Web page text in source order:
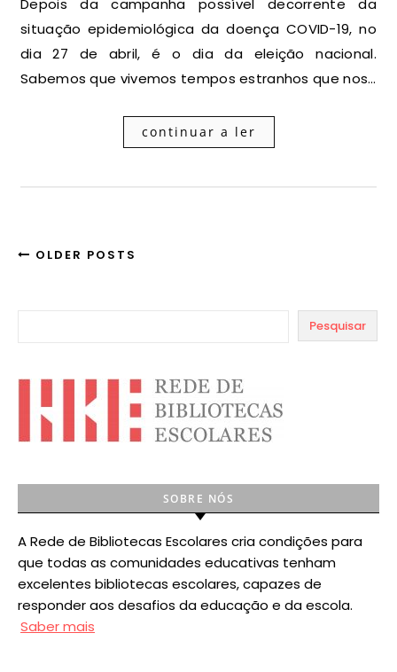
Depois da campanha possível decorrente da
situação epidemiológica da doença COVID-19, no
dia 27 de abril, é o dia da eleição nacional.
Sabemos que vivemos tempos estranhos que nos…
continuar a ler
OLDER POSTS
Pesquisar
SOBRE NÓS
A Rede de Bibliotecas Escolares cria condições para
que todas as comunidades educativas tenham
excelentes bibliotecas escolares, capazes de
responder aos desafios da educação e da escola.
Saber mais